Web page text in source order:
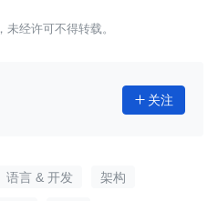
经许可不得转载。
 关注
语言 & 开发 架构